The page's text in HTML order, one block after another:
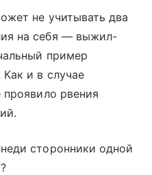
не учитывать два
на себя — выжил-
пример
и в случае
рвения
сторонники одной
?